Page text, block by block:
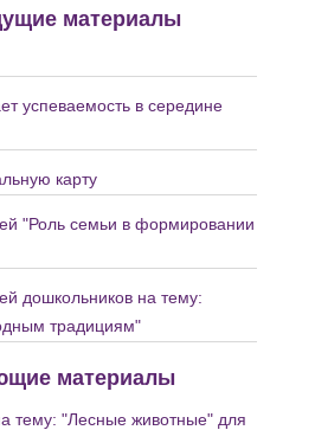
материалы
успеваемость в середине
карту
"Роль семьи в формировании
дошкольников на тему:
традициям"
материалы
тему: "Лесные животные" для